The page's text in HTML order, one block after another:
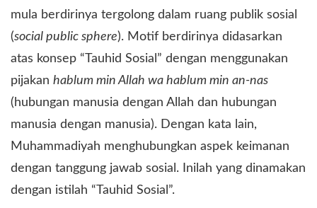
mula berdirinya tergolong dalam ruang publik sosial
(social public sphere). Motif berdirinya didasarkan
atas konsep “Tauhid Sosial” dengan menggunakan
pijakan hablum min Allah wa hablum min an-nas
(hubungan manusia dengan Allah dan hubungan
manusia dengan manusia). Dengan kata lain,
Muhammadiyah menghubungkan aspek keimanan
dengan tanggung jawab sosial. Inilah yang dinamakan
dengan istilah “Tauhid Sosial”.